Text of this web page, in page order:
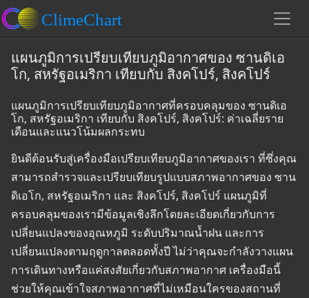
แผนภูมิการเปรียบเทียบภูมิอากาศของ ซานดิเอ
โก, สหรัฐอเมริกา เทียบกับ สิงคโปร์, สิงคโปร์
แผนภูมิการเปรียบเทียบภูมิอากาศที่ครอบคลุมของ ซานดิเอ
โก, สหรัฐอเมริกา เทียบกับ สิงคโปร์, สิงคโปร์: ค่าเฉลี่ยราย
เดือนและแนวโน้มผลกระทบ
ยินดีต้อนรับสู่เครื่องมือเปรียบเทียบภูมิอากาศของเรา ที่ซึ่งคุณ
สามารถสำรวจและเปรียบเทียบรูปแบบสภาพอากาศของ ซาน
ดิเอโก, สหรัฐอเมริกา และ สิงคโปร์, สิงคโปร์ แผนภูมิที่
ครอบคลุมของเรามีข้อมูลเชิงลึกโดยละเอียดเกี่ยวกับการ
เปลี่ยนแปลงของอุณหภูมิ ระดับปริมาณน้ำฝน และการ
เปลี่ยนแปลงตามฤดูกาลตลอดทั้งปี ไม่ว่าคุณจะกำลังวางแผน
การเดินทางหรือแค่สงสัยเกี่ยวกับสภาพอากาศ เครื่องมือนี้
ช่วยให้คุณเข้าใจสภาพอากาศที่ไม่เหมือนใครของสถานที่